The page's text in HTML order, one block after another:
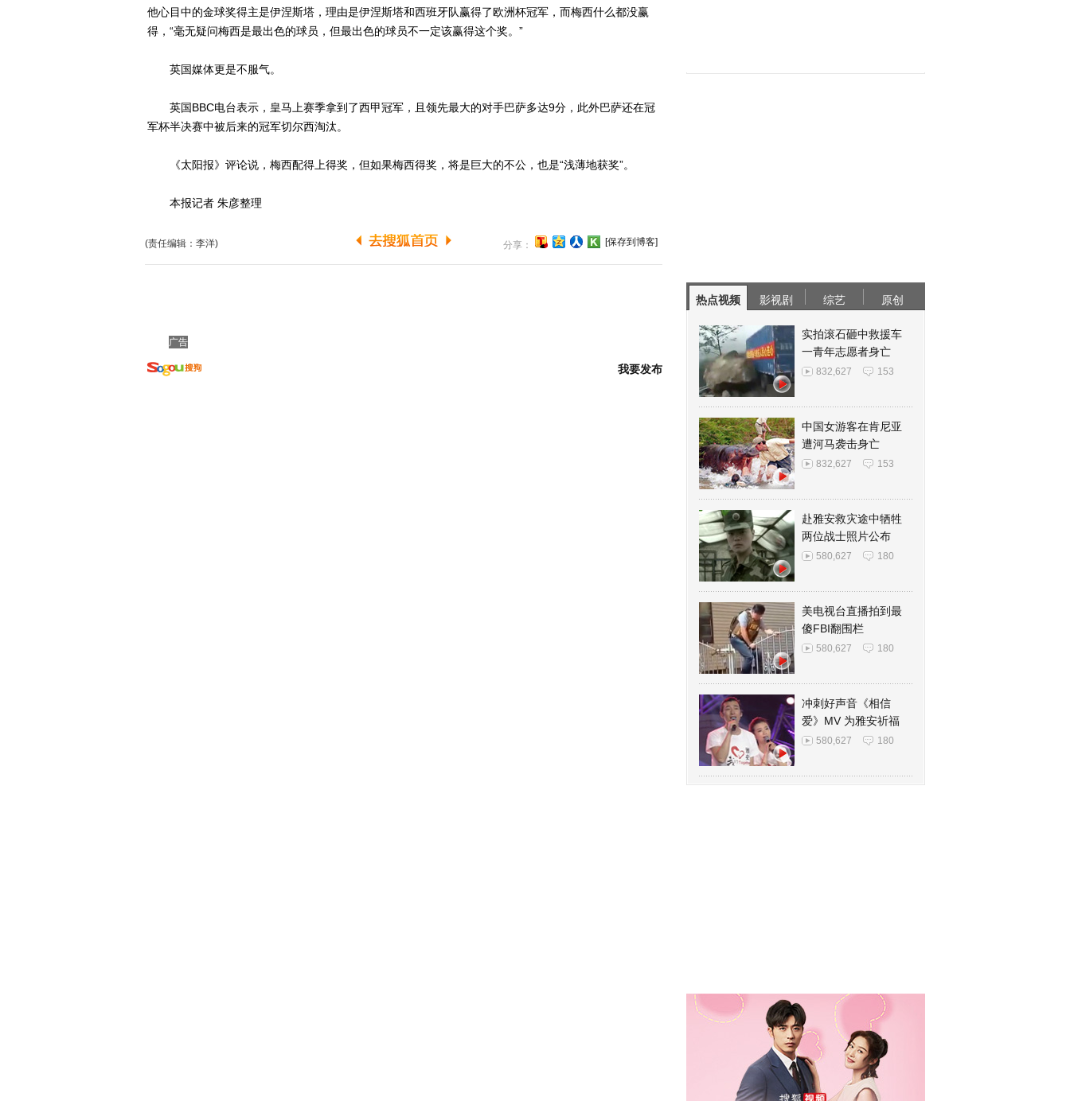
他心目中的金球奖得主是伊涅斯塔，理由是伊涅斯塔和西班牙队赢得了欧洲杯冠军，而梅西什么都没赢
得，“毫无疑问梅西是最出色的球员，但最出色的球员不一定该赢得这个奖。”
英国媒体更是不服气。
英国BBC电台表示，皇马上赛季拿到了西甲冠军，且领先最大的对手巴萨多达9分，此外巴萨还在冠
军杯半决赛中被后来的冠军切尔西淘汰。
《太阳报》评论说，梅西配得上得奖，但如果梅西得奖，将是巨大的不公，也是“浅薄地获奖”。
本报记者 朱彦整理
(责任编辑：李洋) 分享： [保存到博客]
广告
我要发布
热点视频 影视剧 综艺 原创
实拍滚石砸中救援车
一青年志愿者身亡
832,627 153
中国女游客在肯尼亚
遭河马袭击身亡
832,627 153
赴雅安救灾途中牺牲
两位战士照片公布
580,627 180
美电视台直播拍到最
傻FBI翻围栏
580,627 180
冲刺好声音《相信
爱》MV 为雅安祈福
580,627 180